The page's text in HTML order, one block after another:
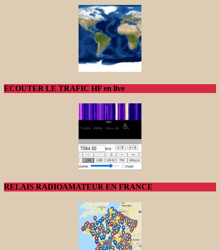
ECOUTER LE TRAFIC HF en live
RELAIS RADIOAMATEUR EN FRANCE